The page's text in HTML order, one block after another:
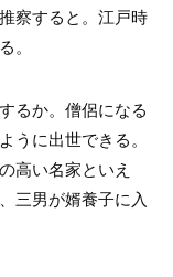
察すると。江戸時
。
るか。僧侶になる
うに出世できる。
高い名家といえ
三男が婿養子に入